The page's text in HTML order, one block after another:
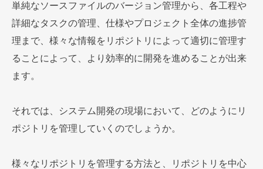
単純なソースファイルのバージョン管理から、各工程や
詳細なタスクの管理、仕様やプロジェクト全体の進捗管
理まで、様々な情報をリポジトリによって適切に管理す
ることによって、より効率的に開発を進めることが出来
ます。
それでは、システム開発の現場において、どのようにリ
ポジトリを管理していくのでしょうか。
様々なリポジトリを管理する方法と、リポジトリを中心